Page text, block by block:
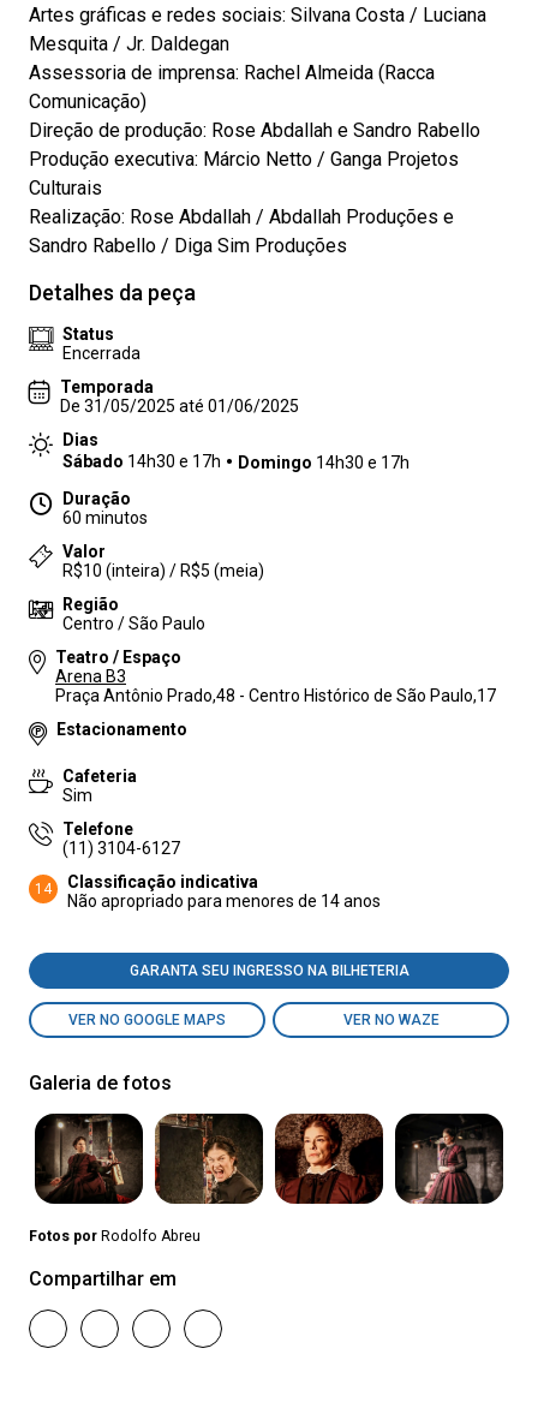
Artes gráficas e redes sociais: Silvana Costa / Luciana
Mesquita / Jr. Daldegan
Assessoria de imprensa: Rachel Almeida (Racca
Comunicação)
Direção de produção: Rose Abdallah e Sandro Rabello
Produção executiva: Márcio Netto / Ganga Projetos
Culturais
Realização: Rose Abdallah / Abdallah Produções e
Sandro Rabello / Diga Sim Produções
Detalhes da peça
Status
Encerrada
Temporada
De 31/05/2025 até 01/06/2025
Dias
Sábado 14h30 e 17h Domingo 14h30 e 17h
Duração
60 minutos
Valor
R$10 (inteira) / R$5 (meia)
Região
Centro / São Paulo
Teatro / Espaço
Arena B3
Praça Antônio Prado,48 - Centro Histórico de São Paulo,17
Estacionamento
Cafeteria
Sim
Telefone
(11) 3104-6127
14
Classificação indicativa
Não apropriado para menores de 14 anos
GARANTA SEU INGRESSO NA BILHETERIA
VER NO GOOGLE MAPS VER NO WAZE
Galeria de fotos
Fotos por Rodolfo Abreu
Compartilhar em